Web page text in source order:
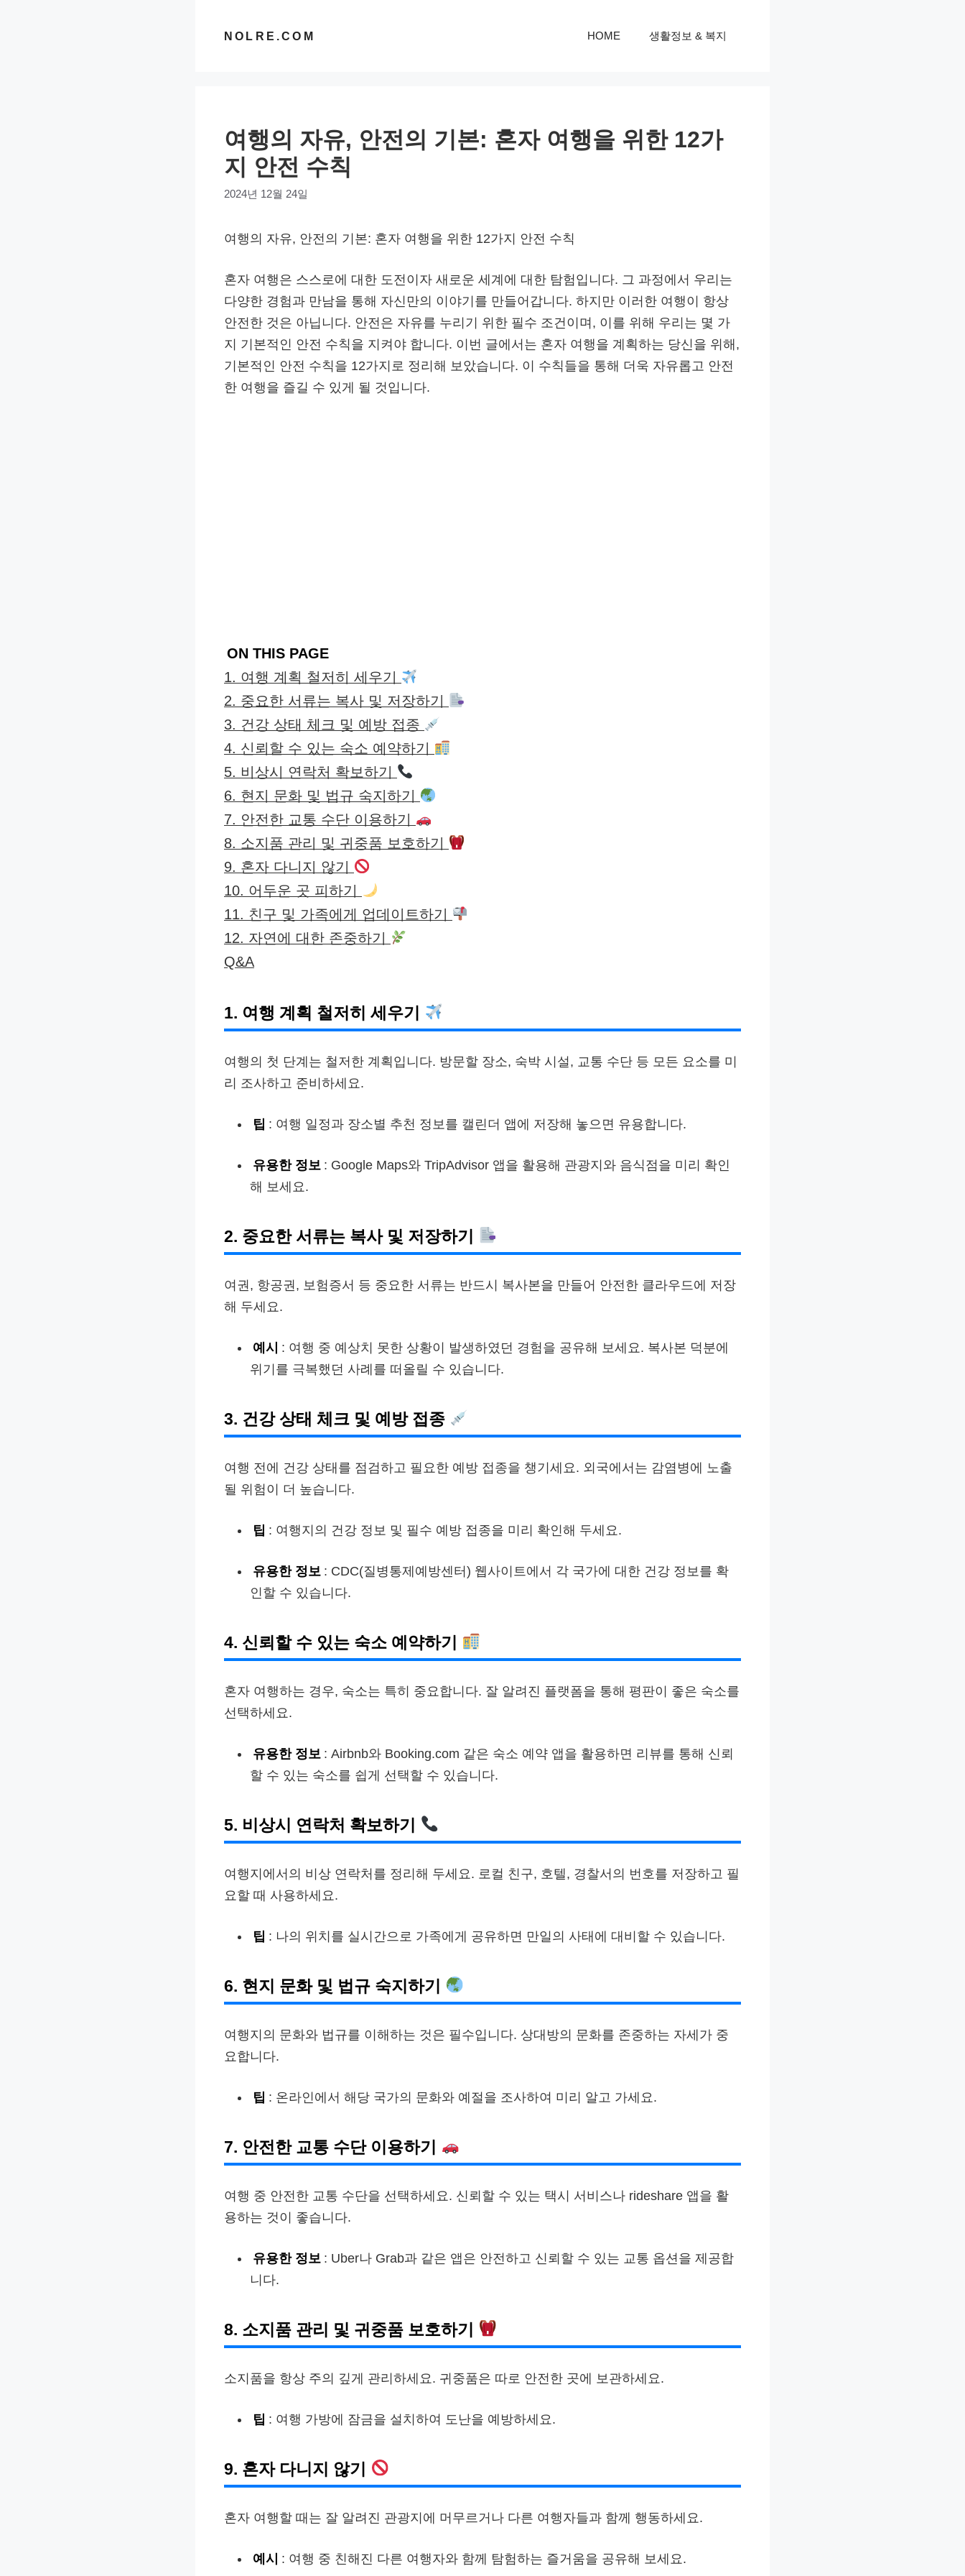
NOLRE.COM HOME 생활정보 & 복지
여행의 자유, 안전의 기본: 혼자 여행을 위한 12가
지 안전 수칙
2024년 12월 24일
여행의 자유, 안전의 기본: 혼자 여행을 위한 12가지 안전 수칙
혼자 여행은 스스로에 대한 도전이자 새로운 세계에 대한 탐험입니다. 그 과정에서 우리는
다양한 경험과 만남을 통해 자신만의 이야기를 만들어갑니다. 하지만 이러한 여행이 항상
안전한 것은 아닙니다. 안전은 자유를 누리기 위한 필수 조건이며, 이를 위해 우리는 몇 가
지 기본적인 안전 수칙을 지켜야 합니다. 이번 글에서는 혼자 여행을 계획하는 당신을 위해,
기본적인 안전 수칙을 12가지로 정리해 보았습니다. 이 수칙들을 통해 더욱 자유롭고 안전
한 여행을 즐길 수 있게 될 것입니다.
ON THIS PAGE
1. 여행 계획 철저히 세우기
2. 중요한 서류는 복사 및 저장하기
3. 건강 상태 체크 및 예방 접종
4. 신뢰할 수 있는 숙소 예약하기
5. 비상시 연락처 확보하기
6. 현지 문화 및 법규 숙지하기
7. 안전한 교통 수단 이용하기
8. 소지품 관리 및 귀중품 보호하기
9. 혼자 다니지 않기
10. 어두운 곳 피하기
11. 친구 및 가족에게 업데이트하기
12. 자연에 대한 존중하기
Q&A
1. 여행 계획 철저히 세우기
여행의 첫 단계는 철저한 계획입니다. 방문할 장소, 숙박 시설, 교통 수단 등 모든 요소를 미
리 조사하고 준비하세요.
팁 : 여행 일정과 장소별 추천 정보를 캘린더 앱에 저장해 놓으면 유용합니다.
유용한 정보 : Google Maps와 TripAdvisor 앱을 활용해 관광지와 음식점을 미리 확인
해 보세요.
2. 중요한 서류는 복사 및 저장하기
여권, 항공권, 보험증서 등 중요한 서류는 반드시 복사본을 만들어 안전한 클라우드에 저장
해 두세요.
예시 : 여행 중 예상치 못한 상황이 발생하였던 경험을 공유해 보세요. 복사본 덕분에
위기를 극복했던 사례를 떠올릴 수 있습니다.
3. 건강 상태 체크 및 예방 접종
여행 전에 건강 상태를 점검하고 필요한 예방 접종을 챙기세요. 외국에서는 감염병에 노출
될 위험이 더 높습니다.
팁 : 여행지의 건강 정보 및 필수 예방 접종을 미리 확인해 두세요.
유용한 정보 : CDC(질병통제예방센터) 웹사이트에서 각 국가에 대한 건강 정보를 확
인할 수 있습니다.
4. 신뢰할 수 있는 숙소 예약하기
혼자 여행하는 경우, 숙소는 특히 중요합니다. 잘 알려진 플랫폼을 통해 평판이 좋은 숙소를
선택하세요.
유용한 정보 : Airbnb와 Booking.com 같은 숙소 예약 앱을 활용하면 리뷰를 통해 신뢰
할 수 있는 숙소를 쉽게 선택할 수 있습니다.
5. 비상시 연락처 확보하기
여행지에서의 비상 연락처를 정리해 두세요. 로컬 친구, 호텔, 경찰서의 번호를 저장하고 필
요할 때 사용하세요.
팁 : 나의 위치를 실시간으로 가족에게 공유하면 만일의 사태에 대비할 수 있습니다.
6. 현지 문화 및 법규 숙지하기
여행지의 문화와 법규를 이해하는 것은 필수입니다. 상대방의 문화를 존중하는 자세가 중
요합니다.
팁 : 온라인에서 해당 국가의 문화와 예절을 조사하여 미리 알고 가세요.
7. 안전한 교통 수단 이용하기
여행 중 안전한 교통 수단을 선택하세요. 신뢰할 수 있는 택시 서비스나 rideshare 앱을 활
용하는 것이 좋습니다.
유용한 정보 : Uber나 Grab과 같은 앱은 안전하고 신뢰할 수 있는 교통 옵션을 제공합
니다.
8. 소지품 관리 및 귀중품 보호하기
소지품을 항상 주의 깊게 관리하세요. 귀중품은 따로 안전한 곳에 보관하세요.
팁 : 여행 가방에 잠금을 설치하여 도난을 예방하세요.
9. 혼자 다니지 않기
혼자 여행할 때는 잘 알려진 관광지에 머무르거나 다른 여행자들과 함께 행동하세요.
예시 : 여행 중 친해진 다른 여행자와 함께 탐험하는 즐거움을 공유해 보세요.